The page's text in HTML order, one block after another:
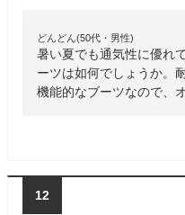
どんどん(50代・男性)
暑い夏でも通気性に優れ
ーツは如何でしょうか。
機能的なブーツなので、
12